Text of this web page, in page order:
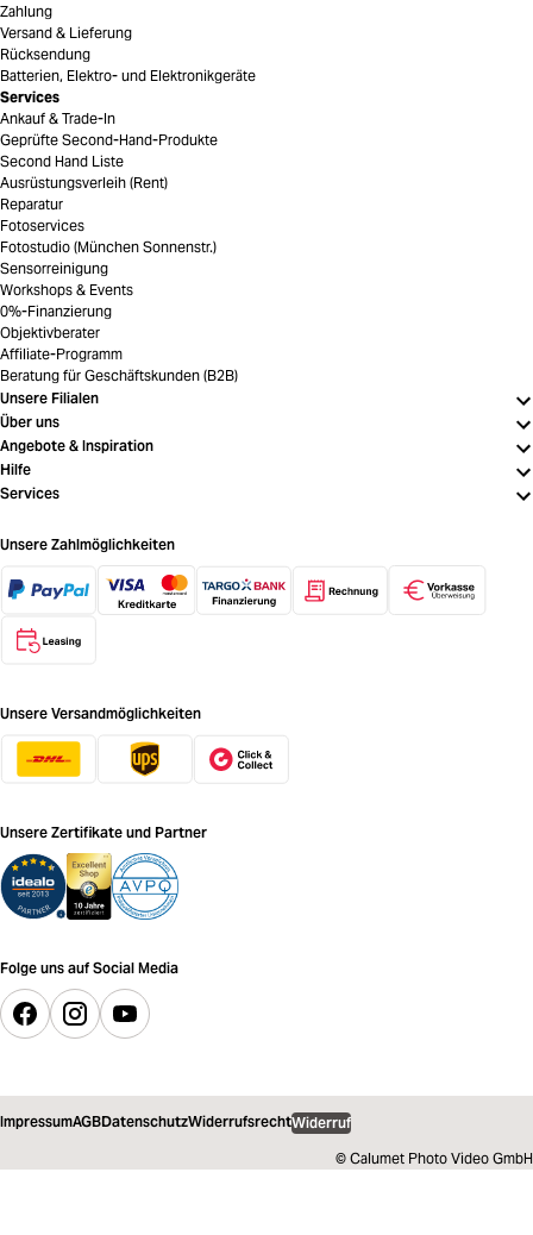
Zahlung
Versand & Lieferung
Rücksendung
Batterien, Elektro- und Elektronikgeräte
Services
Ankauf & Trade-In
Geprüfte Second-Hand-Produkte
Second Hand Liste
Ausrüstungsverleih (Rent)
Reparatur
Fotoservices
Fotostudio (München Sonnenstr.)
Sensorreinigung
Workshops & Events
0%-Finanzierung
Objektivberater
Affiliate-Programm
Beratung für Geschäftskunden (B2B)
Unsere Filialen
Über uns
Angebote & Inspiration
Hilfe
Services
Unsere Zahlmöglichkeiten
Unsere Versandmöglichkeiten
Unsere Zertifikate und Partner
Folge uns auf Social Media
ImpressumAGBDatenschutzWiderrufsrechtWiderruf
© Calumet Photo Video GmbH